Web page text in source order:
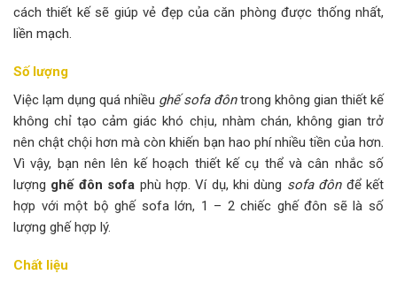
cách thiết kế sẽ giúp vẻ đẹp của căn phòng được thống nhất,
liền mạch.
Số lượng
Việc lạm dụng quá nhiều ghế sofa đôntrong không gian thiết kế
không chỉ tạo cảm giác khó chịu, nhàm chán, không gian trở
nên chật chội hơn mà còn khiến bạn hao phí nhiều tiền của hơn.
Vì vậy, bạn nên lên kế hoạch thiết kế cụ thể và cân nhắc số
lượng ghế đôn sofa phù hợp. Ví dụ, khi dùng sofa đônđể kết
hợp với một bộ ghế sofa lớn, 1 – 2 chiếc ghế đôn sẽ là số
lượng ghế hợp lý.
Chất liệu